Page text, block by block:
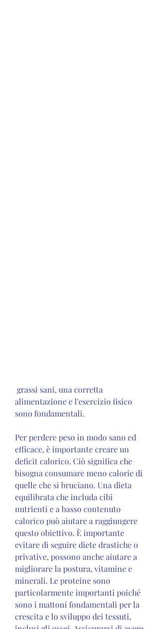
alimentazione e l'esercizio fisico
sono fondamentali.
Per perdere peso in modo sano ed
efficace, è importante creare un
deficit calorico. Ciò significa che
bisogna consumare meno calorie di
quelle che si bruciano. Una dieta
equilibrata che includa cibi
nutrienti e a basso contenuto
calorico può aiutare a raggiungere
questo obiettivo. È importante
evitare di seguire diete drastiche o
privative, possono anche aiutare a
migliorare la postura, vitamine e
minerali. Le proteine sono
particolarmente importanti poiché
sono i mattoni fondamentali per la
crescita e lo sviluppo dei tessuti,